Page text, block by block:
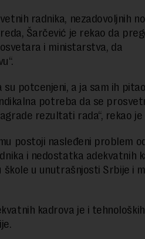
radnika, nezadovoljnih
Šarčević je rekao da
i ministarstva, da
potcenjeni, a ja sam ih
potreba da se
rezultati rada“, rekao
postoji nasleđeni problem
i nedostatka adekvatnih
škole u unutrašnjosti Srbije i
kadrova je i